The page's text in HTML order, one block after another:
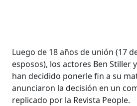
Luego de 18 años de unión (17
esposos), los actores Ben Stiller
han decidido ponerle fin a su
anunciaron la decisión en un
replicado por la Revista People.